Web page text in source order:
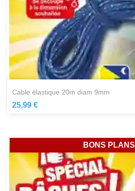
cable élastique 20m diam 9mm
25,99 €
BONS PLANS